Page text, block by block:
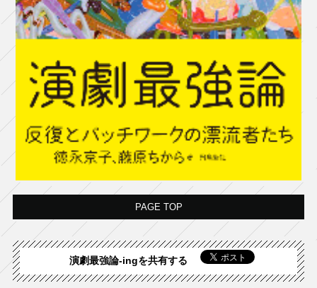
PAGE TOP
演劇最強論-ingを共有する